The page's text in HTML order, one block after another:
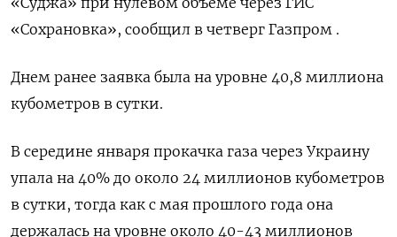
«Сохрановка», сообщил в четверг Газпром .
Днем ранее заявка была на уровне 40,8 миллиона
кубометров в сутки.
В середине января прокачка газа через Украину
упала на 40% до около 24 миллионов кубометров
в сутки, тогда как с мая прошлого года она
держалась на уровне около 40-43 миллионов